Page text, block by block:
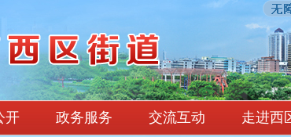
开 政务服务 交流互动 走进西